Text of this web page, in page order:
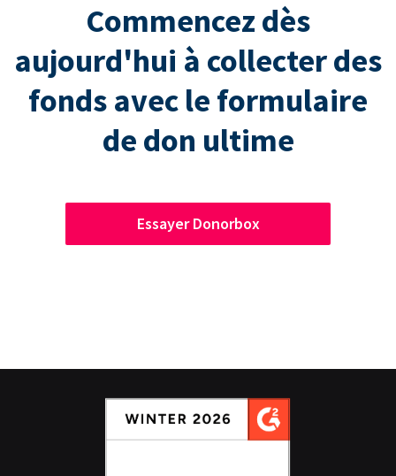
Commencez dès
aujourd'hui à collecter des
fonds avec le formulaire
de don ultime
Essayer Donorbox